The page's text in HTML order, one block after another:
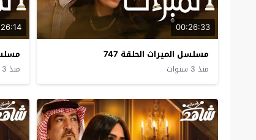
00:26:33
مسلسل الميراث الحلقة 747
منذ 3 سنوات منذ 3 سنوات